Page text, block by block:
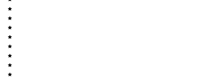
года занимается возведением многоэтажных жилых
домов. Застройщик стремится предоставлять
высокое качество и комфорт своим клиентам.